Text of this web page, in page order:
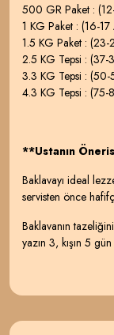
500 GR Paket :
1 KG Paket : (16-17
1.5 KG Paket : (23-
2.5 KG Tepsi : (37-
3.3 KG Tepsi : (50-
4.3 KG Tepsi : (75-
**Ustanın
Baklavayı ideal
servisten önce
Baklavanın
yazın 3, kışın 5